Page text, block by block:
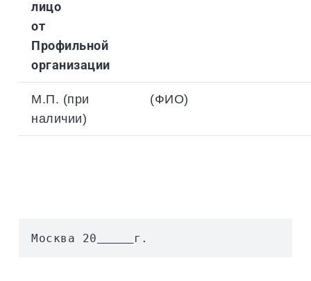
лицо
от
Профильной
организации
М.П. (при
наличии)
(ФИО)
Москва 20 г.